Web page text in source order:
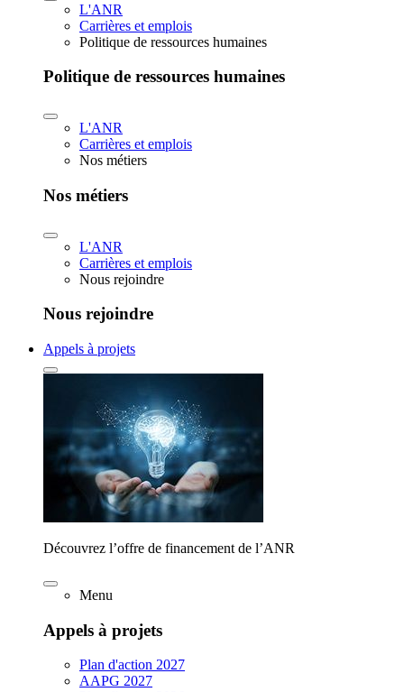
L'ANR
Carrières et emplois
Politique de ressources humaines
Politique de ressources humaines
L'ANR
Carrières et emplois
Nos métiers
Nos métiers
L'ANR
Carrières et emplois
Nous rejoindre
Nous rejoindre
Appels à projets
Découvrez l’offre de financement de l’ANR
Menu
Appels à projets
Plan d'action 2027
AAPG 2027